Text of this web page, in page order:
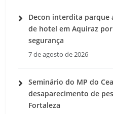
Decon interdita parque
de hotel em Aquiraz
segurança
7 de agosto de 2026
Seminário do MP do
desaparecimento de
Fortaleza